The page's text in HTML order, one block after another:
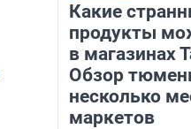
Какие
продукты
в магазинах
Обзор
несколько
маркетов